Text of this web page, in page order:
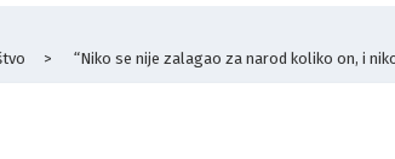
> “Niko se nije zalagao za narod koliko on, i